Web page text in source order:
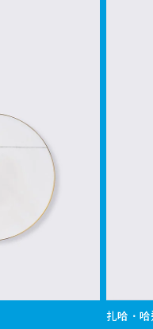
扎哈．